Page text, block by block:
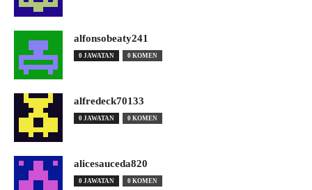
alfonsobeaty241
0 JAWATAN 0 KOMEN
alfredeck70133
0 JAWATAN 0 KOMEN
alicesauceda820
0 JAWATAN 0 KOMEN